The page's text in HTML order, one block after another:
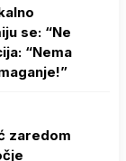
se: “Ne
“Nema
zaredom